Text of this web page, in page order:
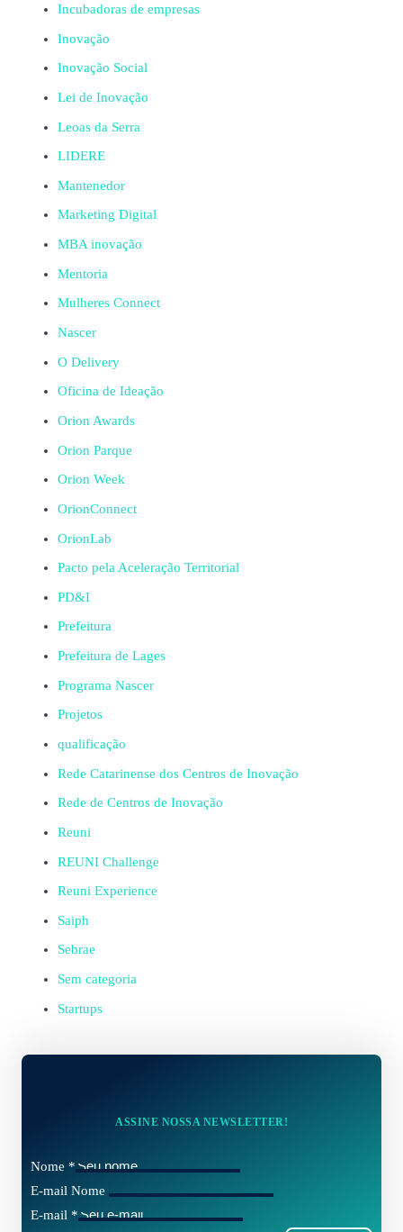
Incubadoras de empresas
Inovação
Inovação Social
Lei de Inovação
Leoas da Serra
LIDERE
Mantenedor
Marketing Digital
MBA inovação
Mentoria
Mulheres Connect
Nascer
O Delivery
Oficina de Ideação
Orion Awards
Orion Parque
Orion Week
OrionConnect
OrionLab
Pacto pela Aceleração Territorial
PD&I
Prefeitura
Prefeitura de Lages
Programa Nascer
Projetos
qualificação
Rede Catarinense dos Centros de Inovação
Rede de Centros de Inovação
Reuni
REUNI Challenge
Reuni Experience
Saiph
Sebrae
Sem categoria
Startups
ASSINE NOSSA NEWSLETTER!
Nome *
E-mail Nome
E-mail *